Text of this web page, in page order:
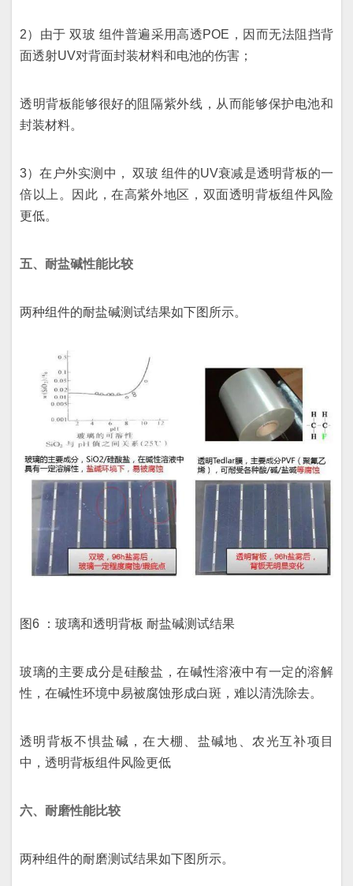
2）由于 双玻 组件普遍采用高透POE，因而无法阻挡背
面透射UV对背面封装材料和电池的伤害；
透明背板能够很好的阻隔紫外线，从而能够保护电池和
封装材料。
3）在户外实测中， 双玻 组件的UV衰减是透明背板的一
倍以上。因此，在高紫外地区，双面透明背板组件风险
更低。
五、耐盐碱性能比较
两种组件的耐盐碱测试结果如下图所示。
图6 ：玻璃和透明背板 耐盐碱测试结果
玻璃的主要成分是硅酸盐，在碱性溶液中有一定的溶解
性，在碱性环境中易被腐蚀形成白斑，难以清洗除去。
透明背板不惧盐碱，在大棚、盐碱地、农光互补项目
中，透明背板组件风险更低
六、耐磨性能比较
两种组件的耐磨测试结果如下图所示。